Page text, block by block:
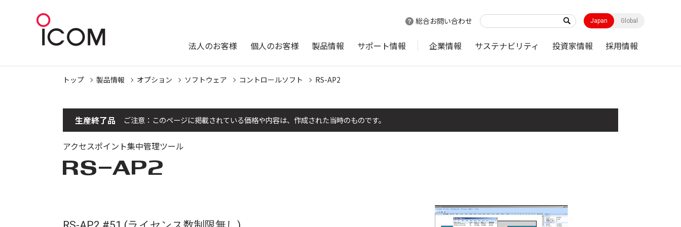
総合お問い合わせ Japan Global
法人のお客様 個人のお客様 製品情報 サポート情報 企業情報 サステナビリティ 投資家情報 採用情報
トップ 製品情報 オプション ソフトウェア コントロールソフト RS-AP2
生産終了品 ご注意：このページに掲載されている価格や内容は、作成された当時のものです。
アクセスポイント集中管理ツール
RS-AP2